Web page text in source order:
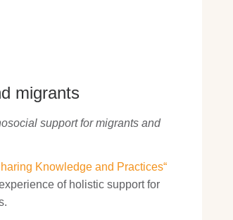
migrants
support for migrants and
Knowledge and Practices“
of holistic support for